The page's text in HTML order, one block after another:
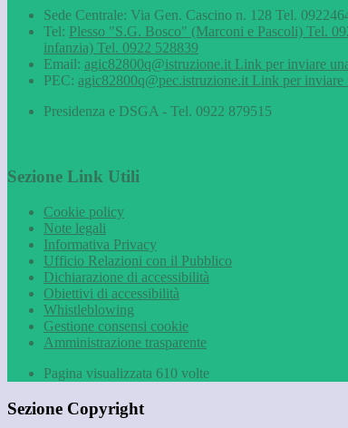
Sede Centrale: Via Gen. Cascino n. 128 Tel.
Tel: Plesso "S.G. Bosco" (Marconi e Pascoli) Tel.
infanzia) Tel. 0922 528839
Email: agic82800q@istruzione.it Link per inviare
PEC: agic82800q@pec.istruzione.it Link per inviare
Presidenza e DSGA - Tel. 0922 879515
Sezione Link Utili
Cookie policy
Note legali
Informativa Privacy
Ufficio Relazioni con il Pubblico
Dichiarazione di accessibilità
Obiettivi di accessibilità
Whistleblowing
Gestione consensi cookie
Amministrazione trasparente
Pagina visualizzata 610 volte
Sezione Copyright